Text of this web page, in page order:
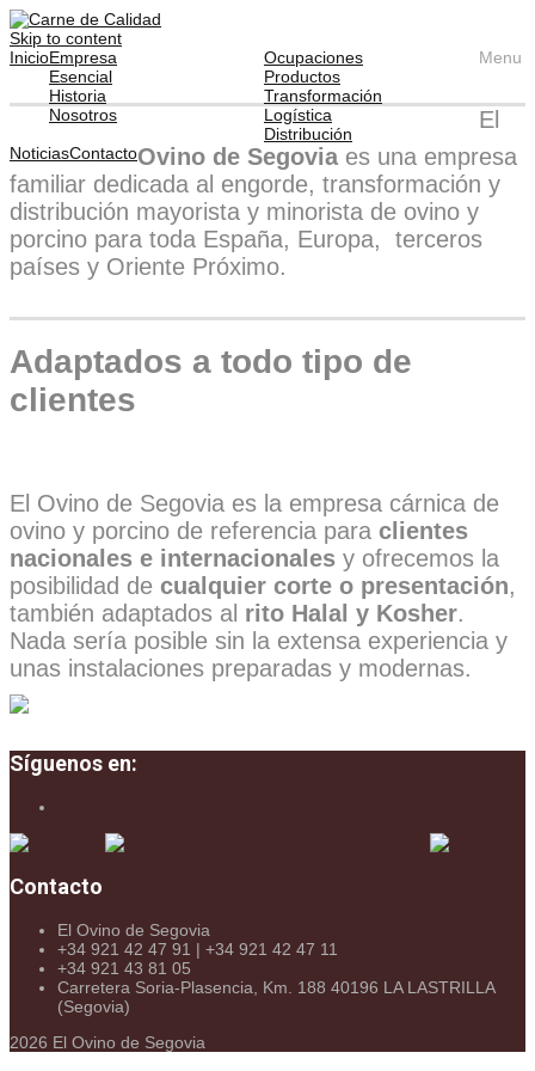
Skip to content
InicioEmpresa
Esencial
Historia
Nosotros
Ocupaciones
Productos
Transformación
Logística
Distribución
NoticiasContacto
Menu
El
Ovino de Segoviaes una empresa
familiar dedicada al engorde, transformación y
distribución mayorista y minorista de ovino y
porcino para toda España, Europa, terceros
países y Oriente Próximo.
Adaptados a todo tipo de
clientes
El Ovino de Segovia es la empresa cárnica de
ovino y porcino de referencia para clientes
nacionales e internacionales y ofrecemos la
posibilidad de cualquier corte o presentación,
también adaptados al rito Halal y Kosher.
Nada sería posible sin la extensa experiencia y
unas instalaciones preparadas y modernas.
Síguenos en:
Contacto
El Ovino de Segovia
+34 921 42 47 91 | +34 921 42 47 11
+34 921 43 81 05
Carretera Soria-Plasencia, Km. 188 40196 LA LASTRILLA
(Segovia)
2026 El Ovino de Segovia